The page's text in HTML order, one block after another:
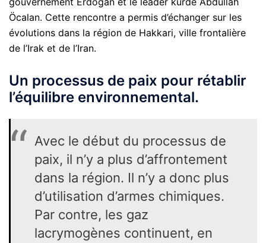
Öcalan. Cette rencontre a permis d’échanger sur les
évolutions dans la région de Hakkari, ville frontalière
de l’Irak et de l’Iran.
Un processus de paix pour rétablir
l’équilibre environnemental.
Avec le début du processus de
paix, il n’y a plus d’affrontement
dans la région. Il n’y a donc plus
d’utilisation d’armes chimiques.
Par contre, les gaz
lacrymogènes continuent, en